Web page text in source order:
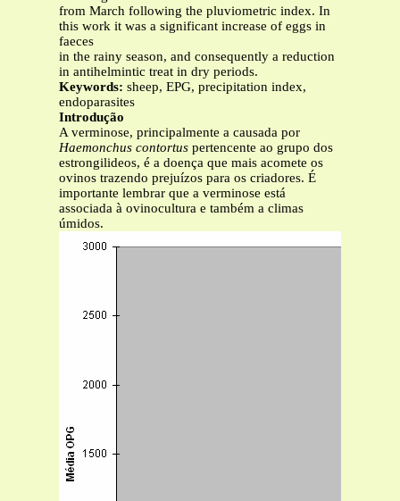
from March following the pluviometric index. In
this work it was a significant increase of eggs in
faeces
in the rainy season, and consequently a reduction
in antihelmintic treat in dry periods.
Keywords: sheep, EPG, precipitation index,
endoparasites
Introdução
A verminose, principalmente a causada por
Haemonchus contortus pertencente ao grupo dos
estrongilideos, é a doença que mais acomete os
ovinos trazendo prejuízos para os criadores. É
importante lembrar que a verminose está
associada à ovinocultura e também a climas
úmidos.